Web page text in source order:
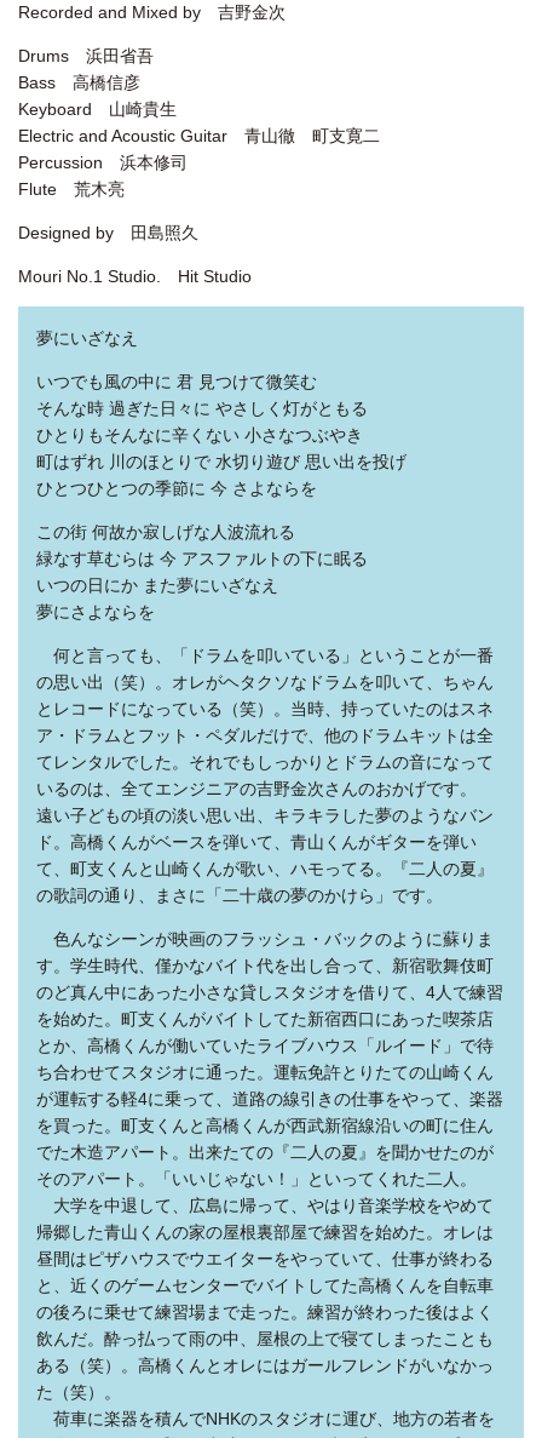
Recorded and Mixed by 吉野金次
Drums 浜田省吾
Bass 高橋信彦
Keyboard 山崎貴生
Electric and Acoustic Guitar 青山徹 町支寛二
Percussion 浜本修司
Flute 荒木亮
Designed by 田島照久
Mouri No.1 Studio. Hit Studio
夢にいざなえ
いつでも風の中に 君 見つけて微笑む
そんな時 過ぎた日々に やさしく灯がともる
ひとりもそんなに辛くない 小さなつぶやき
町はずれ 川のほとりで 水切り遊び 思い出を投げ
ひとつひとつの季節に 今 さよならを
この街 何故か寂しげな人波流れる
緑なす草むらは 今 アスファルトの下に眠る
いつの日にか また夢にいざなえ
夢にさよならを
何と言っても、「ドラムを叩いている」ということが一番
の思い出（笑）。オレがヘタクソなドラムを叩いて、ちゃん
とレコードになっている（笑）。当時、持っていたのはスネ
ア・ドラムとフット・ペダルだけで、他のドラムキットは全
てレンタルでした。それでもしっかりとドラムの音になって
いるのは、全てエンジニアの吉野金次さんのおかげです。
遠い子どもの頃の淡い思い出、キラキラした夢のようなバン
ド。高橋くんがベースを弾いて、青山くんがギターを弾い
て、町支くんと山崎くんが歌い、ハモってる。『二人の夏』
の歌詞の通り、まさに「二十歳の夢のかけら」です。
色んなシーンが映画のフラッシュ・バックのように蘇りま
す。学生時代、僅かなバイト代を出し合って、新宿歌舞伎町
のど真ん中にあった小さな貸しスタジオを借りて、4人で練習
を始めた。町支くんがバイトしてた新宿西口にあった喫茶店
とか、高橋くんが働いていたライブハウス「ルイード」で待
ち合わせてスタジオに通った。運転免許とりたての山崎くん
が運転する軽4に乗って、道路の線引きの仕事をやって、楽器
を買った。町支くんと高橋くんが西武新宿線沿いの町に住ん
でた木造アパート。出来たての『二人の夏』を聞かせたのが
そのアパート。「いいじゃない！」といってくれた二人。
大学を中退して、広島に帰って、やはり音楽学校をやめて
帰郷した青山くんの家の屋根裏部屋で練習を始めた。オレは
昼間はピザハウスでウエイターをやっていて、仕事が終わる
と、近くのゲームセンターでバイトしてた高橋くんを自転車
の後ろに乗せて練習場まで走った。練習が終わった後はよく
飲んだ。酔っ払って雨の中、屋根の上で寝てしまったことも
ある（笑）。高橋くんとオレにはガールフレンドがいなかっ
た（笑）。
荷車に楽器を積んでNHKのスタジオに運び、地方の若者を